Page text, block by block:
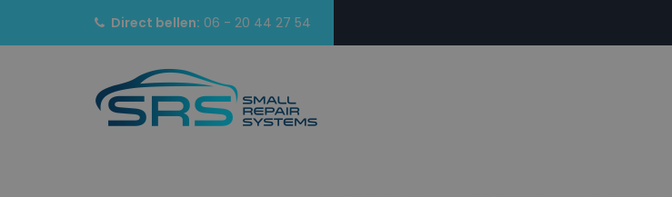
Direct bellen: 06 - 20 44 27 54